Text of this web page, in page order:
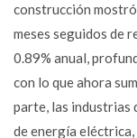
construcción mostró
meses seguidos de
0.89% anual,
con lo que ahora
parte, las industrias
de energía